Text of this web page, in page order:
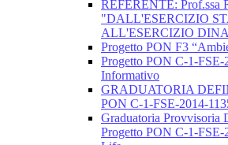
REFERENTE: Prof.ssa
"DALL'ESERCIZIO
ALL'ESERCIZIO
Progetto PON F3
Progetto PON C-1-FSE-
Informativo
GRADUATORIA
PON C-1-FSE-2014-
Graduatoria Provvisoria
Progetto PON C-1-